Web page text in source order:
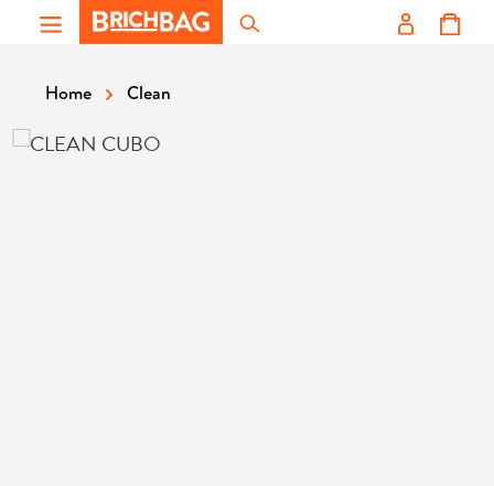
Zum Hauptinhalt springen
Home Clean
Bildergalerie überspringen